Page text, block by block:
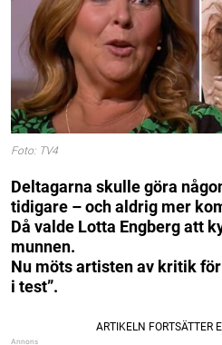
Foto: TV4
Deltagarna skulle göra
tidigare – och aldrig mer
Då valde Lotta Engberg att
munnen.
Nu möts artisten av kritik
i test”.